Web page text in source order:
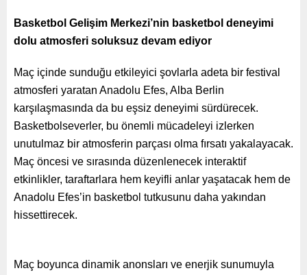
Basketbol Gelişim Merkezi’nin basketbol deneyimi
dolu atmosferi soluksuz devam ediyor
Maç içinde sunduğu etkileyici şovlarla adeta bir festival
atmosferi yaratan Anadolu Efes, Alba Berlin
karşılaşmasında da bu eşsiz deneyimi sürdürecek.
Basketbolseverler, bu önemli mücadeleyi izlerken
unutulmaz bir atmosferin parçası olma fırsatı yakalayacak.
Maç öncesi ve sırasında düzenlenecek interaktif
etkinlikler, taraftarlara hem keyifli anlar yaşatacak hem de
Anadolu Efes’in basketbol tutkusunu daha yakından
hissettirecek.
Maç boyunca dinamik anonsları ve enerjik sunumuyla